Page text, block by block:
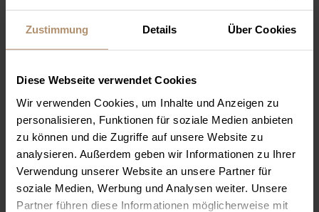
Zustimmung Details Über Cookies
Diese Webseite verwendet Cookies
Wir verwenden Cookies, um Inhalte und Anzeigen zu
personalisieren, Funktionen für soziale Medien anbieten
zu können und die Zugriffe auf unsere Website zu
analysieren. Außerdem geben wir Informationen zu Ihrer
Verwendung unserer Website an unsere Partner für
soziale Medien, Werbung und Analysen weiter. Unsere
Partner führen diese Informationen möglicherweise mit
STUDIENGÄNGE
KEINE OFFENEN STELLEN
Aktuell sind alle Studienplätze bereits vergeben.
Wir freuen uns auf Deine Bewerbung im nächsten
Jahr!